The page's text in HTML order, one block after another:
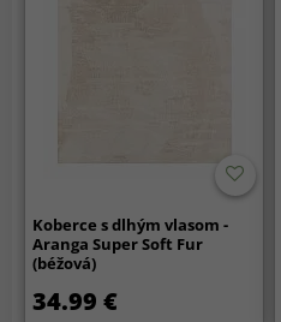
Koberce s dlhým vlasom -
Aranga Super Soft Fur
(béžová)
34.99 €